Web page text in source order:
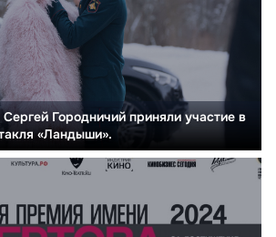
Городничий приняли участие в
«Ландыши».